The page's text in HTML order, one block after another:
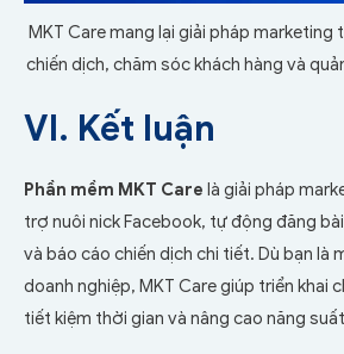
MKT Care mang lại giải pháp
chiến dịch, chăm sóc khách hàng và
VI. Kết luận
Phần mềm MKT Care là giải pháp
trợ nuôi nick Facebook, tự động đăng
và báo cáo chiến dịch chi tiết. Dù bạn là
doanh nghiệp, MKT Care giúp triển khai
tiết kiệm thời gian và nâng cao năng